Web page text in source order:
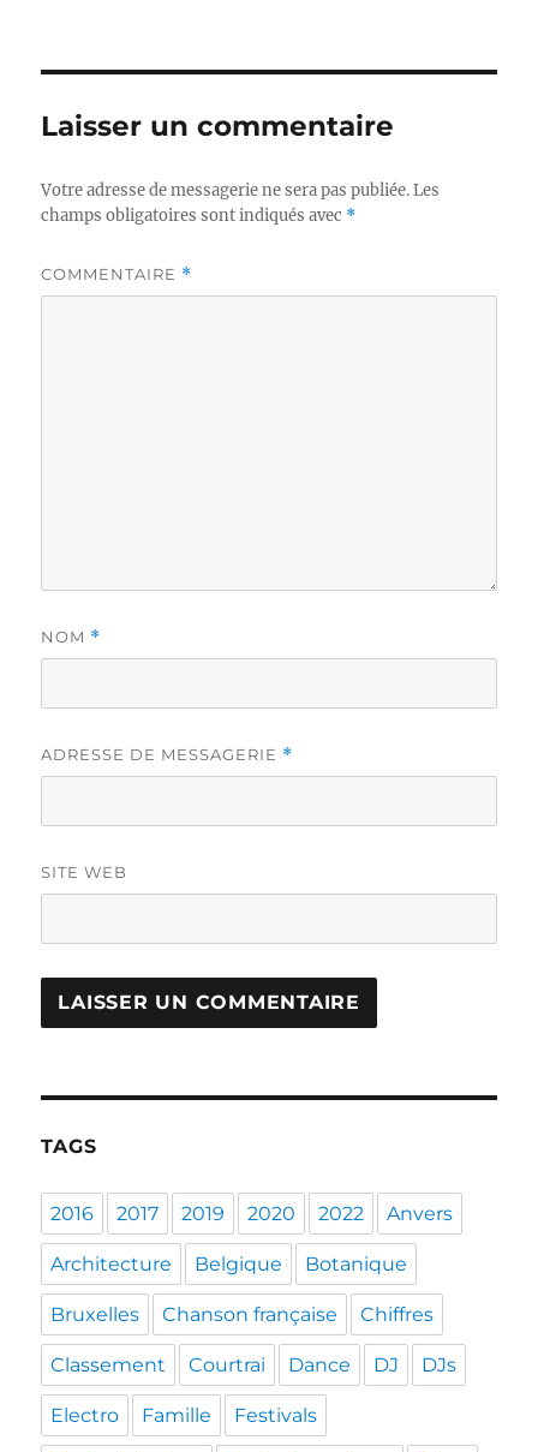
Laisser un commentaire
Votre adresse de messagerie ne sera pas publiée. Les
champs obligatoires sont indiqués avec *
COMMENTAIRE *
NOM *
ADRESSE DE MESSAGERIE *
SITE WEB
TAGS
2016 2017 2019 2020 2022 Anvers
Architecture Belgique Botanique
Bruxelles Chanson française Chiffres
Classement Courtrai Dance DJ DJs
Electro Famille Festivals